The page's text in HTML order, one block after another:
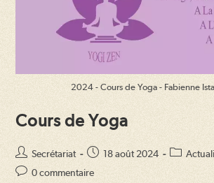
2024 - Cours de Yoga - Fabienne
Cours de Yoga
Auteur/autrice
de
Secrétariat
Publication
18 août 2024
Post
Commentaires
0 commentaire